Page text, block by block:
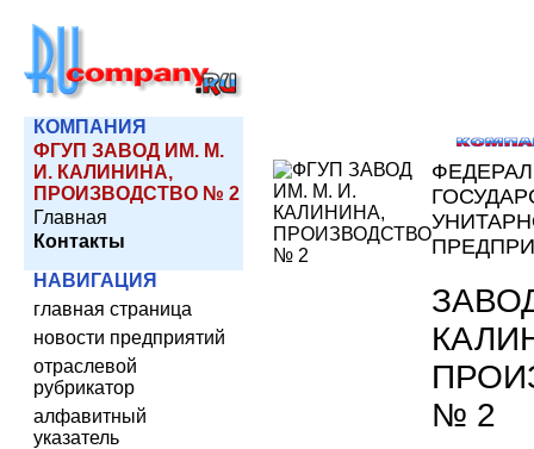
КОМПАНИЯ
ФГУП ЗАВОД ИМ. М.
И. КАЛИНИНА,
ПРОИЗВОДСТВО № 2
Главная
Контакты
НАВИГАЦИЯ
главная страница
новости предприятий
отраслевой
рубрикатор
алфавитный
указатель
№ 2